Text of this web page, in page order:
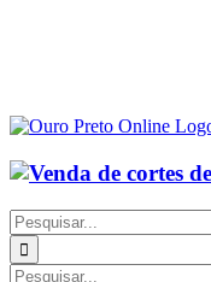
Buscar
resultados
para:
Buscar